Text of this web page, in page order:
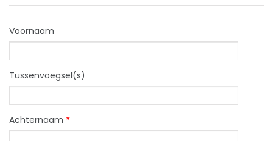
Voornaam
Tussenvoegsel(s)
Achternaam *